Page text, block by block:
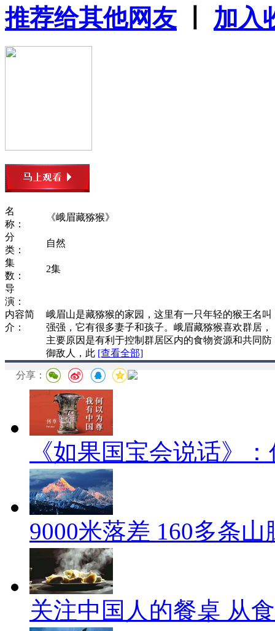
推荐给其他网友 加入
名
称：
《峨眉藏猕猴》
分
类：
自然
集
数：
2集
导
演：
内容简
介：
峨眉山是藏猕猴的家园，这里有一只年轻的猴王名叫
强强，它有很多妻子和孩子。峨眉藏猕猴喜欢群居，
主要原因是有利于控制群居区内的食物资源和共同防
御敌人，此 [查看全部]
分享：
《如果国宝会说话》
9000米落差 160多条
关注中国人的餐桌 从